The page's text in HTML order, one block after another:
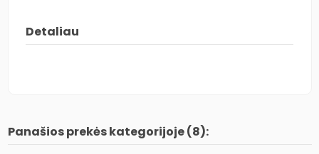
Detaliau
Panašios prekės kategorijoje (8):